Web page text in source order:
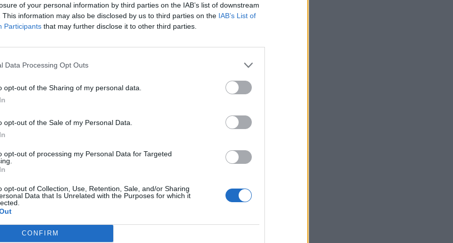
of your personal information by third parties on the IAB’s list of downstream
This information may also be disclosed by us to third parties on the IAB’s List of
Participants that may further disclose it to other third parties.
Data Processing Opt Outs
opt-out of the Sharing of my personal data.
opt-out of the Sale of my Personal Data.
opt-out of processing my Personal Data for Targeted
opt-out of Collection, Use, Retention, Sale, and/or Sharing
Data that Is Unrelated with the Purposes for which it
CONFIRM
grįžusi Karina
užtenka
Aiškiaregės pranašystė: numatė katastrofišką karo
pabaigą Ukrainoje
Negrįžo iš Jūros šventės: artimieji laukė dvi savaites